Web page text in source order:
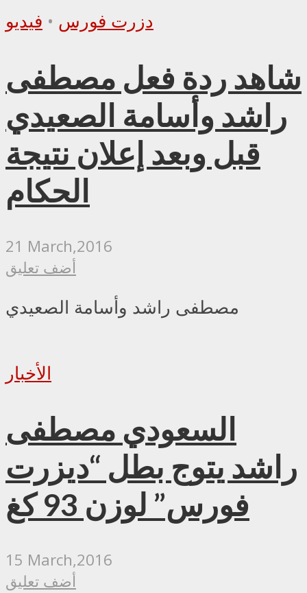
دزرت فورس • فيديو
شاهد ردة فعل مصطفى
راشد وأسامة الصعيدي
قبل وبعد إعلان نتيجة
الحكام
21 March,2016
أضف تعليق
مصطفى راشد وأسامة الصعيدي
الأخبار
السعودي مصطفى
راشد يتوج بطل “ديزرت
فورس” لوزن 93 كغ
15 March,2016
أضف تعليق